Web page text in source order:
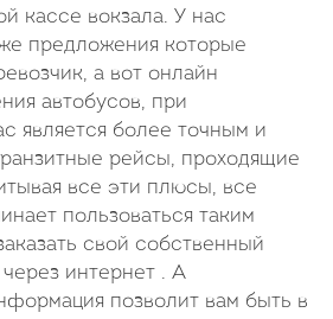
кассе вокзала. У нас
предложения которые
а вот онлайн
автобусов, при
является более точным и
рейсы, проходящие
все эти плюсы, все
пользоваться таким
свой собственный
интернет . А
позволит вам быть в